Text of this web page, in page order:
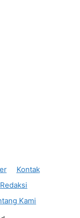
Kontak
Redaksi
Kami